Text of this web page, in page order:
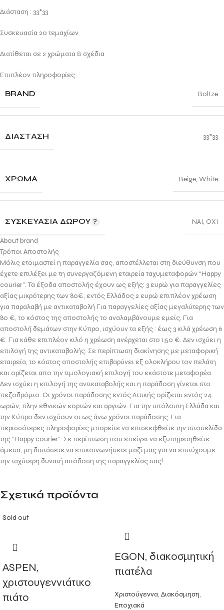
Διάσταση : 33*33
Συσκευασία 20 τεμαχίων
Διατίθεται σε 2 χρώματα & σχέδια
Επιπλέον πληροφορίες
BRAND Boltze
ΔΙΆΣΤΑΣΗ 33*33
ΧΡΏΜΑ Beige, White
ΣΥΣΚΕΥΑΣΊΑ ΔΏΡΟΥ ΝΑΙ, ΟΧΙ
About brand
Τρόποι Αποστολής
Μόλις ετοιμαστεί η παραγγελία σας, αποστέλλεται στη διεύθυνση που
έχετε επιλέξει με τη συνεργαζόμενη εταιρεία ταχυμεταφορών “Happy
courier”. Τα έξοδα αποστολής έχουν ως εξής: 3 ευρώ για παραγγελίες
αξίας μικρότερης των 80€, εντός Ελλάδος 2 ευρώ επιπλέον χρέωση
για παραλαβή με αντικαταβολή Για παραγγελίες αξίας μεγαλύτερης των
80 €, το κόστος της αποστολής το αναλαμβάνουμε εμείς. Για
αποστολή δεμάτων στην Κύπρο, ισχύουν τα εξής : έως 3 κιλά χρέωση 6
€. Για κάθε επιπλέον κιλό η χρέωση ανέρχεται στο 1,50 €. Δεν ισχύει η
επιλογή της αντικαταβολής. Σε περίπτωση διακίνησης με μεταφορική
εταιρεία, το κόστος αποστολής επιβαρύνει εξ ολοκλήρου τον πελάτη
και ορίζεται απο την τιμολογιακή επιλογή του εκάστοτε μεταφορέα.
Δεν ισχύει η επιλογή της αντικαταβολής και η παράδοση γίνεται στο
πεζοδρόμιο. Οι χρόνοι παράδοσης εντός Αττικής ορίζεται εντός 24
ωρών, πλην εθνικών εορτών και αργιών. Για την υπόλοιπη Ελλάδα και
την Κύπρο δεν ισχύουν οι ως άνω χρόνοι παράδοσης. Για
περισσότερες πληροφορίες μπορείτε να επισκεφθείτε την ιστοσελίδα
της “Happy courier”. Σε περίπτωση που επείγει να εξυπηρετηθείτε
άμεσα, μη διστάσετε να επικοινωνήσετε μαζί μας για να επιτύχουμε
την ταχύτερη δυνατή απόδοση της παραγγελίας σας!
Σχετικά προϊόντα
Sold out
ASPEN,
χριστουγεννιάτικο
πιάτο
EGON, διακοσμητική
πιατέλα
Χριστούγεννα, Διακόσμηση,
Εποχιακά